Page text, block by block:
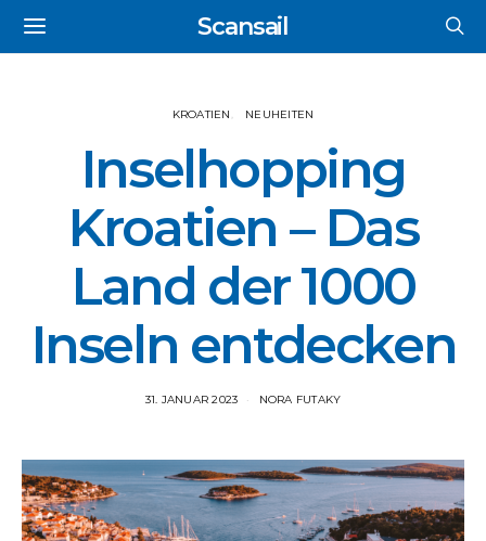
Scansail
KROATIEN NEUHEITEN
Inselhopping
Kroatien – Das
Land der 1000
Inseln entdecken
31. JANUAR 2023 NORA FUTAKY